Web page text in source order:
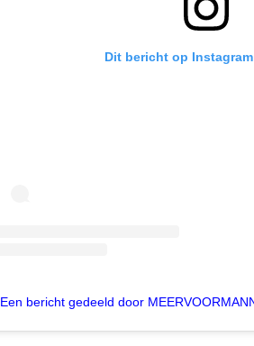
Dit bericht op
Een bericht gedeeld door